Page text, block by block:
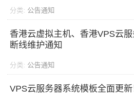
分类: 公告通知
香港云虚拟主机、香港VPS云
断线维护通知
分类: 公告通知
VPS云服务器系统模板全面更